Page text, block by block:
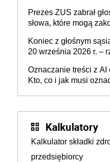
2027 r.
Prezes ZUS zabrał
słowa, które mogą
Koniec z głośnym
20 września 2026 r. –
mieszkańców
Oznaczanie treści z AI
Kto, co i jak musi
Kalkulatory
Kalkulator składki
przedsiębiorcy